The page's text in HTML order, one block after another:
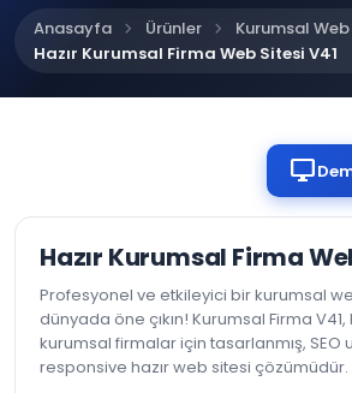
Anasayfa chevron_right Ürünler chevron_right Kurumsal
Hazır Kurumsal Firma Web Sitesi V41
desktop_windows
Hazır Kurumsal Firma
Profesyonel ve etkileyici bir kurumsal
dünyada öne çıkın! Kurumsal Firma V41,
kurumsal firmalar için tasarlanmış, SEO
responsive hazır web sitesi çözümüdür.